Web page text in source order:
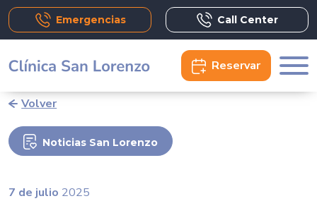
Emergencias Call Center
Reservar
Volver
Noticias San Lorenzo
7 de julio 2025